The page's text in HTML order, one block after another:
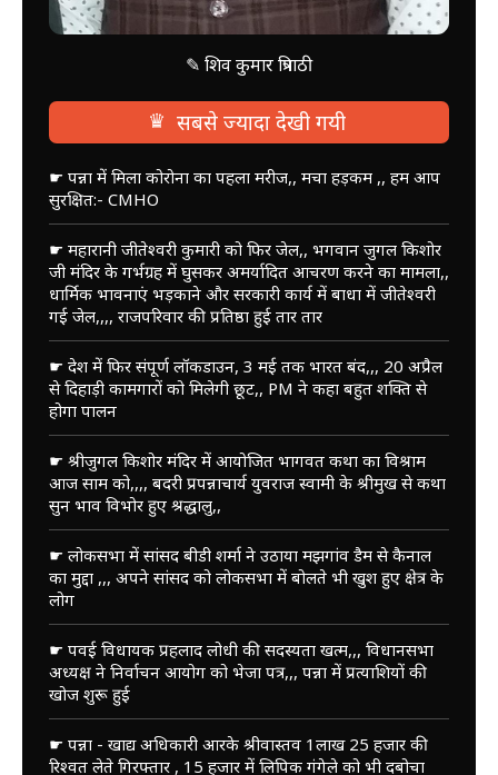
✎ शिव कुमार त्रिपाठी
♛ सबसे ज्यादा देखी गयी
☛ पन्ना में मिला कोरोना का पहला मरीज,, मचा हड़कम ,, हम आप
सुरक्षित:- CMHO
☛ महारानी जीतेश्वरी कुमारी को फिर जेल,, भगवान जुगल किशोर
जी मंदिर के गर्भग्रह में घुसकर अमर्यादित आचरण करने का मामला,,
धार्मिक भावनाएं भड़काने और सरकारी कार्य में बाधा में जीतेश्वरी
गई जेल,,,, राजपरिवार की प्रतिष्ठा हुई तार तार
☛ देश में फिर संपूर्ण लॉकडाउन, 3 मई तक भारत बंद,,, 20 अप्रैल
से दिहाड़ी कामगारों को मिलेगी छूट,, PM ने कहा बहुत शक्ति से
होगा पालन
☛ श्रीजुगल किशोर मंदिर में आयोजित भागवत कथा का विश्राम
आज साम को,,,, बदरी प्रपन्नाचार्य युवराज स्वामी के श्रीमुख से कथा
सुन भाव विभोर हुए श्रद्धालु,,
☛ लोकसभा में सांसद बीडी शर्मा ने उठाया मझगांव डैम से कैनाल
का मुद्दा ,,, अपने सांसद को लोकसभा में बोलते भी खुश हुए क्षेत्र के
लोग
☛ पवई विधायक प्रहलाद लोधी की सदस्यता खत्म,,, विधानसभा
अध्यक्ष ने निर्वाचन आयोग को भेजा पत्र,,, पन्ना में प्रत्याशियों की
खोज शुरू हुई
☛ पन्ना - खाद्य अधिकारी आरके श्रीवास्तव 1लाख 25 हजार की
रिश्वत लेते गिरफ्तार , 15 हजार में लिपिक गंगेले को भी दबोचा